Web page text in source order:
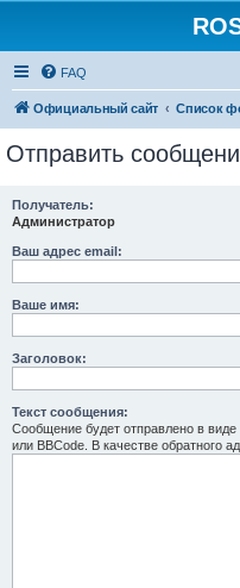
FAQ
Официальный сайт Список
Отправить
Получатель:
Администратор
Ваш адрес email:
Ваше имя:
Заголовок:
Текст сообщения:
Сообщение будет отправлено в виде
или BBCode. В качестве обратного